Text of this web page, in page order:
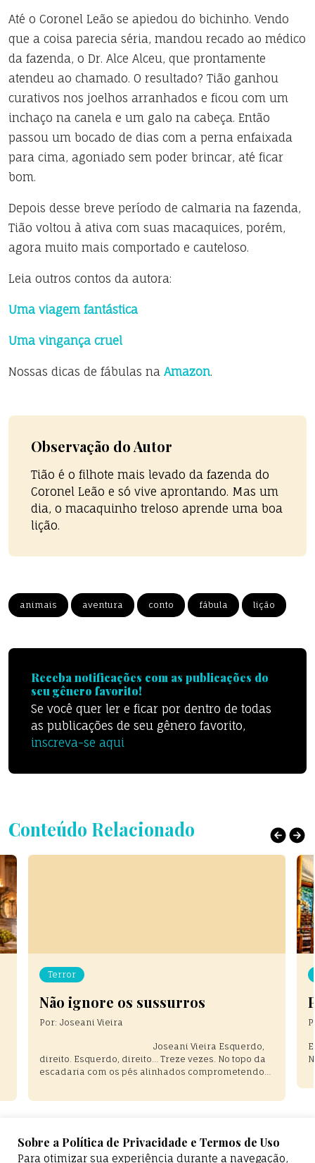
Até o Coronel Leão se apiedou do bichinho. Vendo
que a coisa parecia séria, mandou recado ao médico
da fazenda, o Dr. Alce Alceu, que prontamente
atendeu ao chamado. O resultado? Tião ganhou
curativos nos joelhos arranhados e ficou com um
inchaço na canela e um galo na cabeça. Então
passou um bocado de dias com a perna enfaixada
para cima, agoniado sem poder brincar, até ficar
bom.
Depois desse breve período de calmaria na fazenda,
Tião voltou à ativa com suas macaquices, porém,
agora muito mais comportado e cauteloso.
Leia outros contos da autora:
Uma viagem fantástica
Uma vingança cruel
Nossas dicas de fábulas na Amazon.
Observação do Autor
Tião é o filhote mais levado da fazenda do
Coronel Leão e só vive aprontando. Mas um
dia, o macaquinho treloso aprende uma boa
lição.
animais aventura conto fábula lição
Receba notificações com as publicações do
seu gênero favorito!
Se você quer ler e ficar por dentro de todas
as publicações de seu gênero favorito,
inscreva-se aqui
Conteúdo Relacionado
Crônicas
Paronomásia
Por: Graziela Giusti Pachane
Em tempos de crise, Nossa Senhora Desatadora de
Nós, Rogai por nós. .
Sobre a Política de Privacidade e Termos de Uso
Para otimizar sua experiência durante a navegação,